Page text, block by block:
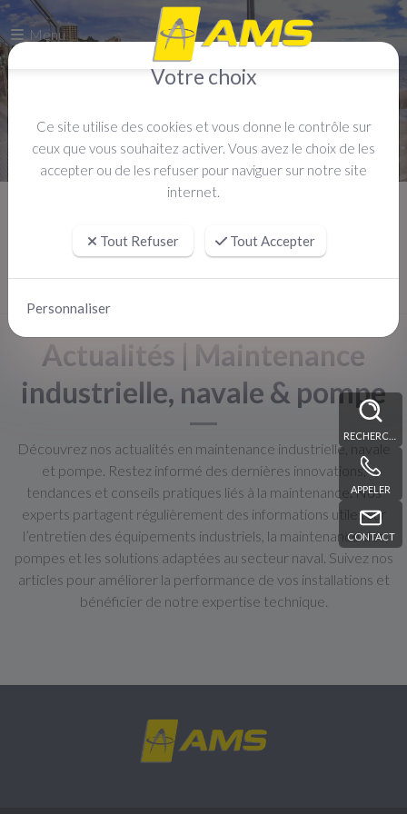
Menu
APPELER
CONTACT
Actualités | Maintenance
industrielle, navale & pompe
Découvrez nos actualités en maintenance industrielle, navale
et pompe. Restez informé des dernières innovations,
tendances et conseils pratiques liés à la maintenance. Nos
experts partagent régulièrement des informations utiles sur
l’entretien des équipements industriels, la maintenance des
pompes et les solutions adaptées au secteur naval. Suivez nos
articles pour améliorer la performance de vos installations et
bénéficier de notre expertise technique.
Votre choix
Ce site utilise des cookies et vous donne le contrôle sur
ceux que vous souhaitez activer. Vous avez le choix de les
accepter ou de les refuser pour naviguer sur notre site
internet.
Tout Refuser Tout Accepter
Personnaliser